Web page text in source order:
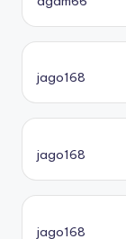
jago168
jago168
jago168